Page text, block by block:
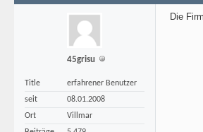
45grisu
Title
erfahrener Benutzer
seit
08.01.2008
Ort
Villmar
Die